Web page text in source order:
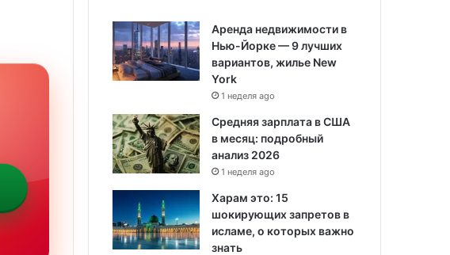
Аренда недвижимости в
Нью-Йорке — 9 лучших
вариантов, жилье New
York
1 неделя ago
Средняя зарплата в США
в месяц: подробный
анализ 2026
1 неделя ago
Харам это: 15
шокирующих запретов в
исламе, о которых важно
знать